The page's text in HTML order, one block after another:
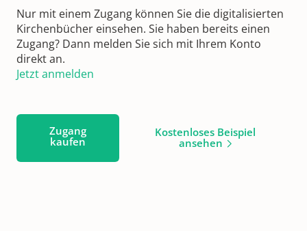
Nur mit einem Zugang können Sie die digitalisierten
Kirchenbücher einsehen. Sie haben bereits einen
Zugang? Dann melden Sie sich mit Ihrem Konto
direkt an.
Jetzt anmelden
Zugang
kaufen
Kostenloses Beispiel
ansehen